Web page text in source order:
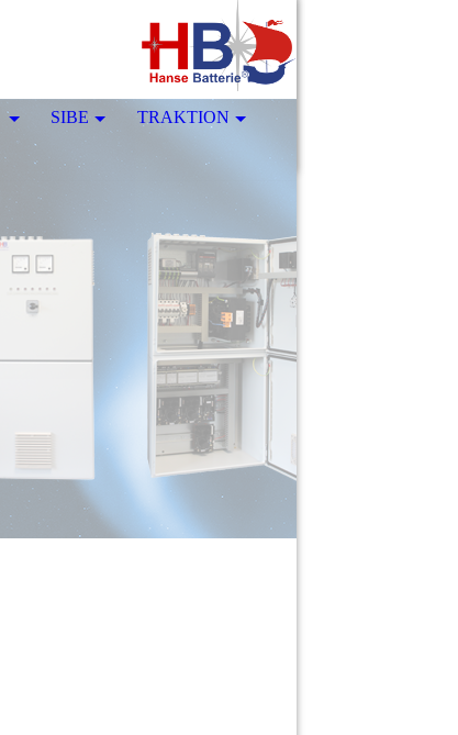
SIBE TRAKTION